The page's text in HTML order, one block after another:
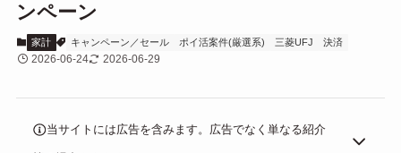
ンペーン
家計 キャンペーン／セール ポイ活案件(厳選系) 三菱UFJ 決済
2026-06-24 2026-06-29
当サイトには広告を含みます。広告でなく単なる紹介